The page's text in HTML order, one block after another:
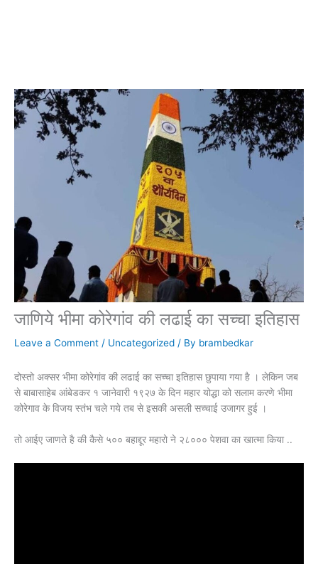
जाणिये भीमा कोरेगांव की लढाई का सच्चा इतिहास
Leave a Comment / Uncategorized / By brambedkar
दोस्तो अक्सर भीमा कोरेगांव की लढाई का सच्चा इतिहास छुपाया गया है । लेकिन जब
से बाबासाहेब आंबेडकर १ जानेवारी १९२७ के दिन महार योद्धा को सलाम करणे भीमा
कोरेगाव के विजय स्तंभ चले गये तब से इसकी असली सच्चाई उजागर हुई ।
तो आईए जाणते है की कैसे ५०० बहाद्दूर महारो ने २८००० पेशवा का खात्मा किया ..